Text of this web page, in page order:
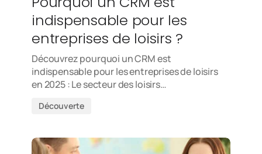
indispensable pour les
entreprises de loisirs ?
Découvrez pourquoi un CRM est
indispensable pour les entreprises de loisirs
en 2025 : Le secteur des loisirs…
Découverte